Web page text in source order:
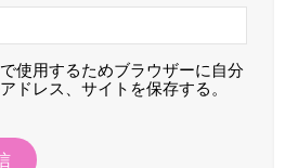
使用するためブラウザーに自分
ドレス、サイトを保存する。